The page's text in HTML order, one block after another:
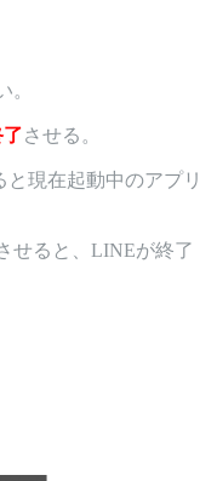
。
させる。
と現在起動中のアプリ
せると、LINEが終了